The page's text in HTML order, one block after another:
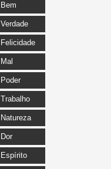
Bem
Verdade
Felicidade
Mal
Poder
Trabalho
Natureza
Dor
Espírito